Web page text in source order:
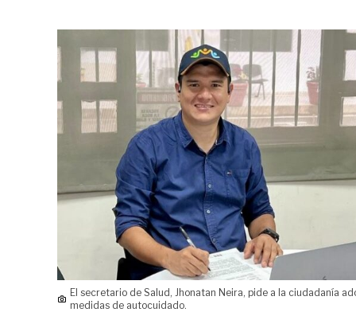
El secretario de Salud, Jhonatan Neira, pide a la ciudadanía
medidas de autocuidado.